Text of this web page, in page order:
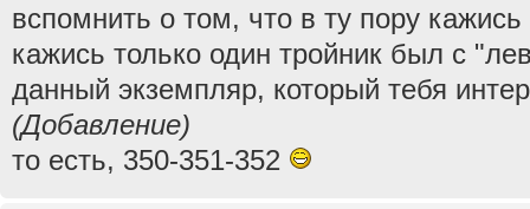
вспомнить о том, что в ту пору
кажись только один тройник был с
данный экземпляр, который тебя
(Добавление)
то есть, 350-351-352